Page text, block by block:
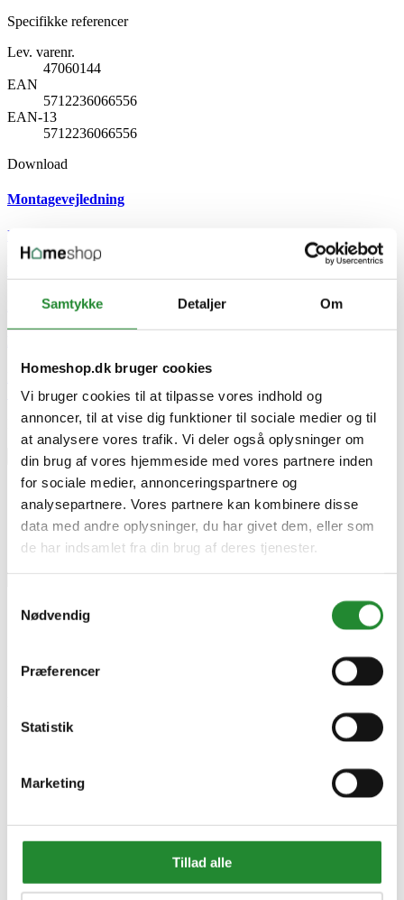
Samtykke Detaljer Om
Homeshop.dk bruger cookies
Vi bruger cookies til at tilpasse vores indhold og
annoncer, til at vise dig funktioner til sociale medier og til
at analysere vores trafik. Vi deler også oplysninger om
din brug af vores hjemmeside med vores partnere inden
for sociale medier, annonceringspartnere og
analysepartnere. Vores partnere kan kombinere disse
data med andre oplysninger, du har givet dem, eller som
de har indsamlet fra din brug af deres tjenester.
Nødvendig
Præferencer
Statistik
Marketing
Tillad alle
Specifikke referencer
Lev. varenr.
47060144
EAN
5712236066556
EAN-13
5712236066556
Download
Montagevejledning
Download (1.81MB)
Download (2.14MB)
Download (676.96KB)
Skriv produktanmeldelse
Ingen kundeanmeldelser for øjeblikket
Swisspearl Plastklods B9 885mm - M/ven.
Swisspearl Plastklods B9
885mm - M/ven.